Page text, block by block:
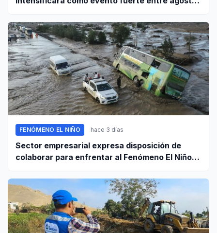
FENÓMENO EL NIÑO hace 3 días
Sector empresarial expresa disposición de
colaborar para enfrentar al Fenómeno El Niño,